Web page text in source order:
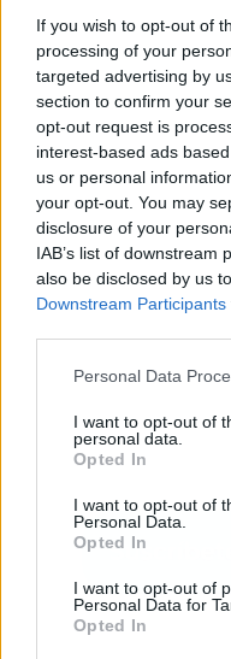
If you wish to opt-out of
processing of your
targeted advertising by
section to confirm your
opt-out request is
interest-based ads
us or personal
your opt-out. You may
disclosure of your
IAB’s list of downstream
also be disclosed by us
Downstream Participants
Personal Data
I want to opt-out of
personal data.
Opted In
I want to opt-out of
Personal Data.
Opted In
I want to opt-out of
Personal Data for
Opted In